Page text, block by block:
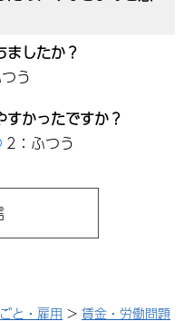
ましたか？
う
かったですか？
2：ふつう
と・雇用 > 賃金・労働問題